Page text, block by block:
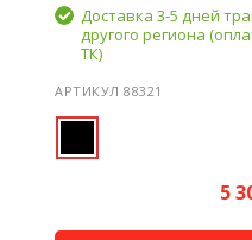
Доставка 3-5 дней
другого региона
ТК)
АРТИКУЛ 88321
5